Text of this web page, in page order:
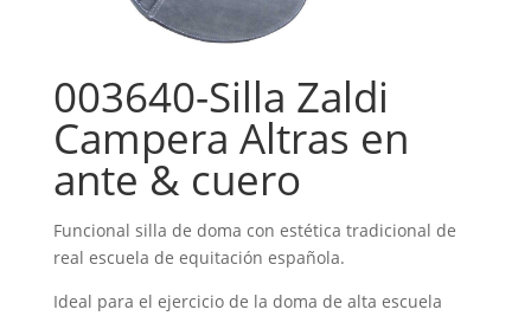
003640-Silla Zaldi
Campera Altras en
ante & cuero
Funcional silla de doma con estética tradicional de
real escuela de equitación española.
Ideal para el ejercicio de la doma de alta escuela